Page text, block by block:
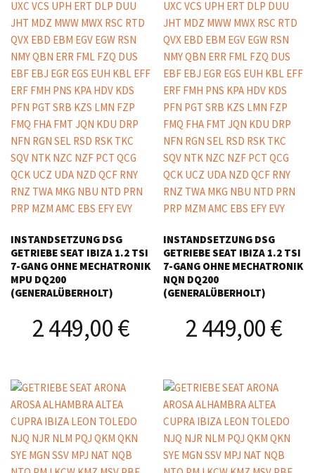
INSTANDSETZUNG DSG
GETRIEBE SEAT IBIZA 1.2 TSI
7-GANG OHNE MECHATRONIK
MPU DQ200
(GENERALÜBERHOLT)
2 449,00€
INSTANDSETZUNG DSG
GETRIEBE SEAT IBIZA 1.2 TSI
7-GANG OHNE MECHATRONIK
NQN DQ200
(GENERALÜBERHOLT)
2 449,00€